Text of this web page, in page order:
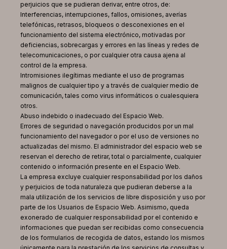
perjuicios que se pudieran derivar, entre otros, de:
Interferencias, interrupciones, fallos, omisiones, averías
telefónicas, retrasos, bloqueos o desconexiones en el
funcionamiento del sistema electrónico, motivadas por
deficiencias, sobrecargas y errores en las líneas y redes de
telecomunicaciones, o por cualquier otra causa ajena al
control de la empresa.
Intromisiones ilegítimas mediante el uso de programas
malignos de cualquier tipo y a través de cualquier medio de
comunicación, tales como virus informáticos o cualesquiera
otros.
Abuso indebido o inadecuado del Espacio Web.
Errores de seguridad o navegación producidos por un mal
funcionamiento del navegador o por el uso de versiones no
actualizadas del mismo. El administrador del espacio web se
reservan el derecho de retirar, total o parcialmente, cualquier
contenido o información presente en el Espacio Web.
La empresa excluye cualquier responsabilidad por los daños
y perjuicios de toda naturaleza que pudieran deberse a la
mala utilización de los servicios de libre disposición y uso por
parte de los Usuarios de Espacio Web. Asimismo, queda
exonerado de cualquier responsabilidad por el contenido e
informaciones que puedan ser recibidas como consecuencia
de los formularios de recogida de datos, estando los mismos